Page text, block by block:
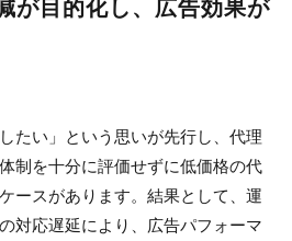
が目的化し、広告効果が
たい」という思いが先行し、代理
制を十分に評価せずに低価格の代
ースがあります。結果として、運
対応遅延により、広告パフォーマ